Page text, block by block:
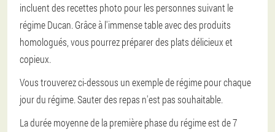
incluent des recettes photo pour les personnes suivant le
régime Ducan. Grâce à l'immense table avec des produits
homologués, vous pourrez préparer des plats délicieux et
copieux.
Vous trouverez ci-dessous un exemple de régime pour chaque
jour du régime. Sauter des repas n'est pas souhaitable.
La durée moyenne de la première phase du régime est de 7